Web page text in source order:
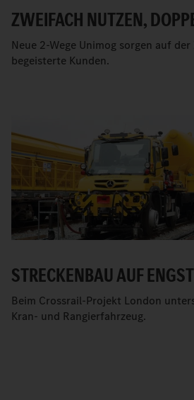
ZWEIFACH NUTZEN,
Neue 2-Wege Unimog sorgen auf
begeisterte Kunden.
STRECKENBAU AUF
Beim Crossrail-Projekt London
Kran- und Rangierfahrzeug.